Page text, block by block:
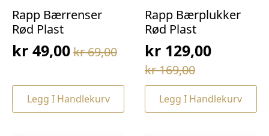
Rapp Bærrenser
Rød Plast
kr69,00
Opprinnelig
var:
kr 69,00.
kr 49,00
Nåværende
er:
kr 49,00.
Legg I Handlekurv
Rapp Bærplukker
Rød Plast
kr169,00
Opprinnelig
pris
var:
kr129,00
Nåværende
pris
er:Legg I Handlekurv